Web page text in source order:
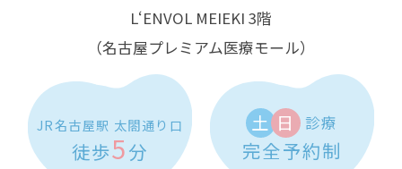
L‘ENVOL MEIEKI 3階
（名古屋プレミアム医療モール）
JR名古屋駅 太閤通り口
徒歩5分
土 日 診療
完全予約制